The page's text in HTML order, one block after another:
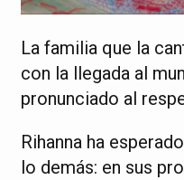
La familia que la
con la llegada al
pronunciado al
Rihanna ha
lo demás: en sus